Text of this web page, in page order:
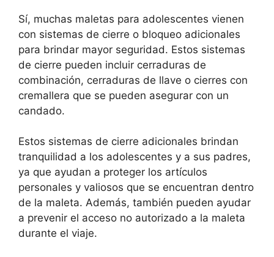
Sí, muchas maletas para adolescentes vienen
con sistemas de cierre o bloqueo adicionales
para brindar mayor seguridad. Estos sistemas
de cierre pueden incluir cerraduras de
combinación, cerraduras de llave o cierres con
cremallera que se pueden asegurar con un
candado.
Estos sistemas de cierre adicionales brindan
tranquilidad a los adolescentes y a sus padres,
ya que ayudan a proteger los artículos
personales y valiosos que se encuentran dentro
de la maleta. Además, también pueden ayudar
a prevenir el acceso no autorizado a la maleta
durante el viaje.